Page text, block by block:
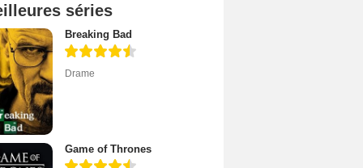
séries
Breaking Bad
Drame
Game of Thrones